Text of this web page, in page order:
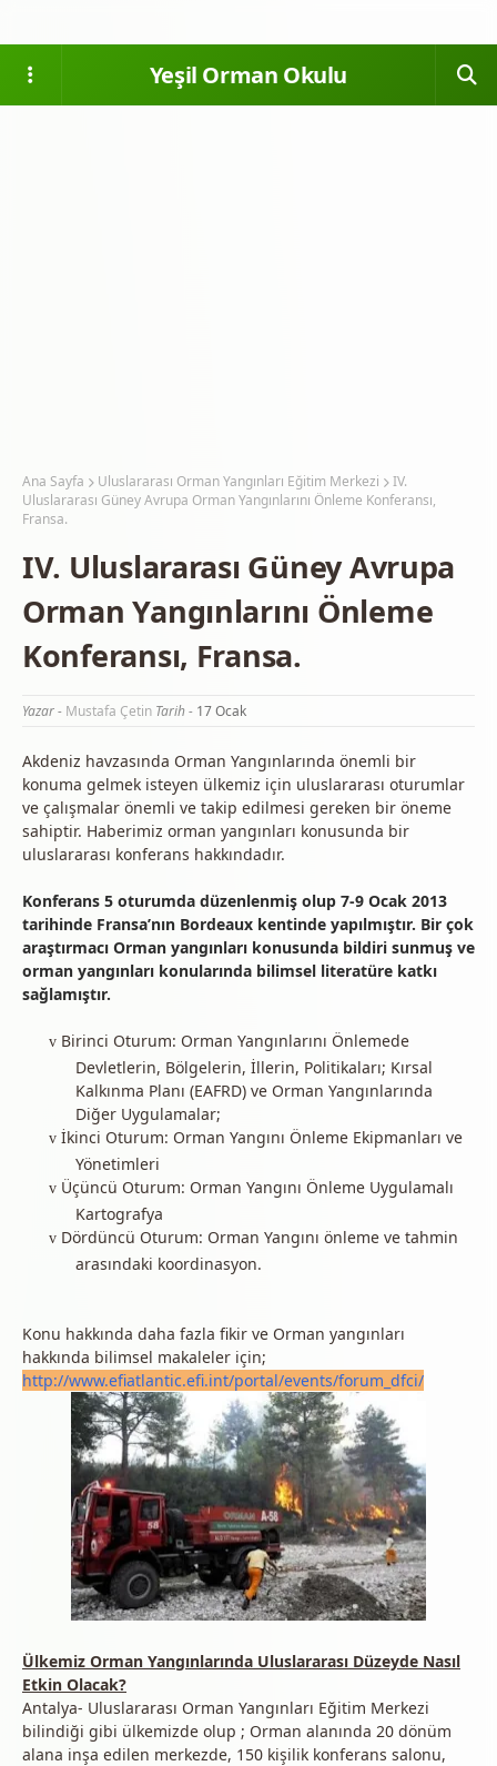
Yeşil Orman Okulu
Ana Sayfa Uluslararası Orman Yangınları Eğitim Merkezi
IV.
Uluslararası Güney Avrupa Orman Yangınlarını Önleme Konferansı,
Fransa.
IV. Uluslararası Güney Avrupa
Orman Yangınlarını Önleme
Konferansı, Fransa.
Yazar - Mustafa Çetin Tarih - 17 Ocak
Akdeniz havzasında Orman Yangınlarında önemli bir
konuma gelmek isteyen ülkemiz için uluslararası oturumlar
ve çalışmalar önemli ve takip edilmesi gereken bir öneme
sahiptir. Haberimiz orman yangınları konusunda bir
uluslararası konferans hakkındadır.
Konferans 5 oturumda düzenlenmiş olup 7-9 Ocak 2013
tarihinde Fransa’nın Bordeaux kentinde yapılmıştır. Bir çok
araştırmacı Orman yangınları konusunda bildiri sunmuş ve
orman yangınları konularında bilimsel literatüre katkı
sağlamıştır.
v Birinci Oturum: Orman Yangınlarını Önlemede
Devletlerin, Bölgelerin, İllerin, Politikaları; Kırsal
Kalkınma Planı (EAFRD) ve Orman Yangınlarında
Diğer Uygulamalar;
v İkinci Oturum: Orman Yangını Önleme Ekipmanları ve
Yönetimleri
v Üçüncü Oturum: Orman Yangını Önleme Uygulamalı
Kartografya
v Dördüncü Oturum: Orman Yangını önleme ve tahmin
arasındaki koordinasyon.
Konu hakkında daha fazla fikir ve Orman yangınları
hakkında bilimsel makaleler için;
http://www.efiatlantic.efi.int/portal/events/forum_dfci/
Ülkemiz Orman Yangınlarında Uluslararası Düzeyde Nasıl
Etkin Olacak?
Antalya- Uluslararası Orman Yangınları Eğitim Merkezi
bilindiği gibi ülkemizde olup ; Orman alanında 20 dönüm
alana inşa edilen merkezde, 150 kişilik konferans salonu,